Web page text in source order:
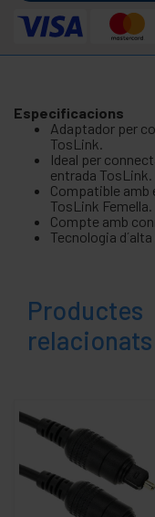
Especificacions
Adaptador per
TosLink.
Ideal per
entrada TosLink.
Compatible amb
TosLink Femella.
Compte amb
Tecnologia
Productes
relacionats